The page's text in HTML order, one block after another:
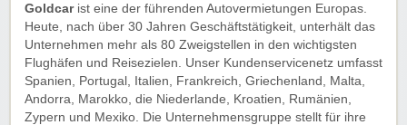
Goldcarist eine der führenden Autovermietungen Europas.
Heute, nach über 30 Jahren Geschäftstätigkeit, unterhält das
Unternehmen mehr als 80 Zweigstellen in den wichtigsten
Flughäfen und Reisezielen. Unser Kundenservicenetz umfasst
Spanien, Portugal, Italien, Frankreich, Griechenland, Malta,
Andorra, Marokko, die Niederlande, Kroatien, Rumänien,
Zypern und Mexiko. Die Unternehmensgruppe stellt für ihre